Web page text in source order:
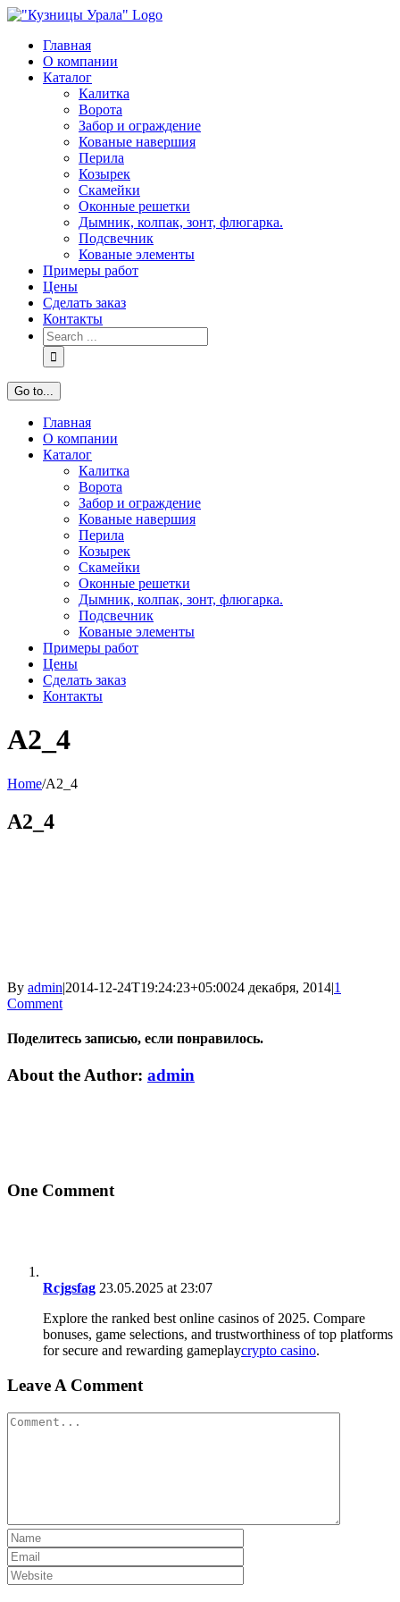
Skip
contentГлавная
О компании
Каталог
Калитка
Ворота
Забор и ограждение
Кованые навершия
Перила
Козырек
Скамейки
Оконные решетки
Дымник, колпак, зонт, флюгарка.
Подсвечник
Кованые элементы
Примеры работ
Цены
Сделать заказ
Контакты
Search
for:
Go to...
Главная
О компании
Каталог
Калитка
Ворота
Забор и ограждение
Кованые навершия
Перила
Козырек
Скамейки
Оконные решетки
Дымник, колпак, зонт, флюгарка.
Подсвечник
Кованые элементы
Примеры работ
Цены
Сделать заказ
Контакты
A2_4
Home/A2_4
A2_4
By admin|2014-12-24T19:24:23+05:0024 декабря, 2014|1
Comment
Поделитесь записью, если понравилось.
Vk
Email
About the Author: admin
One Comment
Rcjgsfag 23.05.2025 at 23:07
Explore the ranked best online casinos of 2025. Compare
bonuses, game selections, and trustworthiness of top platforms
for secure and rewarding gameplaycrypto casino.
Leave A Comment
Comment